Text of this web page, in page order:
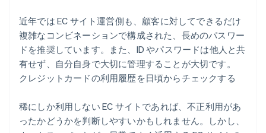
近年では EC サイト運営側も、顧客に対してできるだけ
複雑なコンビネーションで構成された、長めのパスワー
ドを推奨しています。また、ID やパスワードは他人と共
有せず、自分自身で大切に管理することが大切です。
クレジットカードの利用履歴を日頃からチェックする
稀にしか利用しない EC サイトであれば、不正利用があ
ったかどうかを判断しやすいかもしれません。しかし、